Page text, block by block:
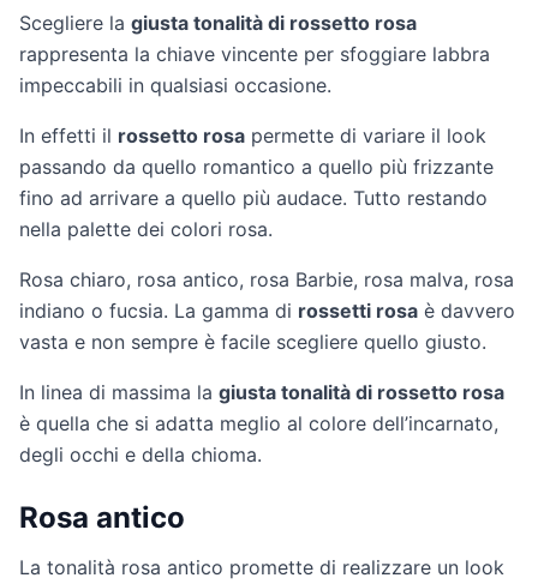
Scegliere la giusta tonalità di rossetto rosa
rappresenta la chiave vincente per sfoggiare labbra
impeccabili in qualsiasi occasione.
In effetti il rossetto rosa permette di variare il look
passando da quello romantico a quello più frizzante
fino ad arrivare a quello più audace. Tutto restando
nella palette dei colori rosa.
Rosa chiaro, rosa antico, rosa Barbie, rosa malva, rosa
indiano o fucsia. La gamma di rossetti rosa è davvero
vasta e non sempre è facile scegliere quello giusto.
In linea di massima la giusta tonalità di rossetto rosa
è quella che si adatta meglio al colore dell’incarnato,
degli occhi e della chioma.
Rosa antico
La tonalità rosa antico promette di realizzare un look